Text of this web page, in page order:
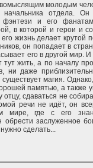
молодым
начальника отдела.
фэнтези и его
в которой и герои и
жизнь делает крутой
он попадает в
его в другой мир.
тут жить, а по началу
даже
магия.
памятью, а также
отцу, сдаваться не
речи не идёт, он
мире, где с его
обрести заслуженное
сделать...